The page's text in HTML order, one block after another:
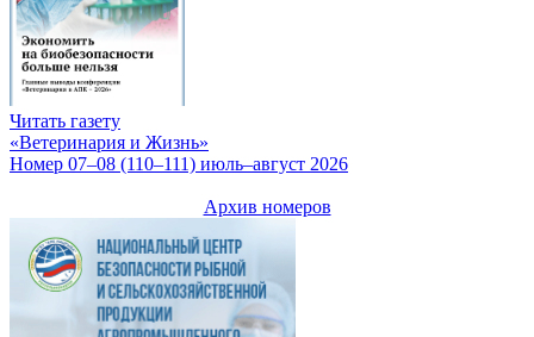
Читать газету
«Ветеринария и Жизнь»
Номер 07–08 (110–111) июль–август 2026
Архив номеров